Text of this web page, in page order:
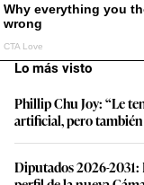
Lo más visto
Phillip Chu Joy: “Le
artificial, pero
Diputados 2026-2031: